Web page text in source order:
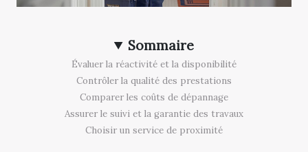
Sommaire
Évaluer la réactivité et la disponibilité
Contrôler la qualité des prestations
Comparer les coûts de dépannage
Assurer le suivi et la garantie des travaux
Choisir un service de proximité